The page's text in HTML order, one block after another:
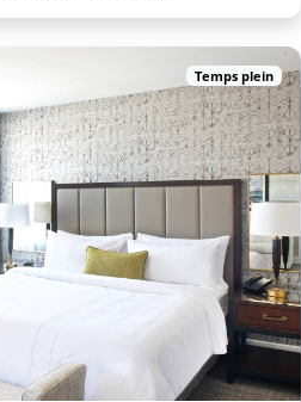
Temps plein